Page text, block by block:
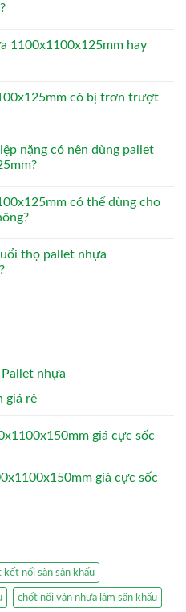
1100x1100x125mm hay
có bị trơn trượt
nặng có nên dùng pallet
có thể dùng cho
thọ pallet nhựa
Pallet nhựa
giá rẻ
giá cực sốc
giá cực sốc
kết nối sàn sân khấu
chốt nối ván nhựa làm sân khấu